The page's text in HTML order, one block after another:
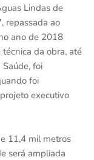
Lindas de
repassada ao
ano de 2018
da obra, até
foi
foi
executivo
11,4 mil metros
será ampliada